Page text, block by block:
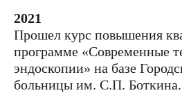
2021
Прошел курс повышения
программе «Современные
эндоскопии» на базе
больницы им. С.П. Боткина.